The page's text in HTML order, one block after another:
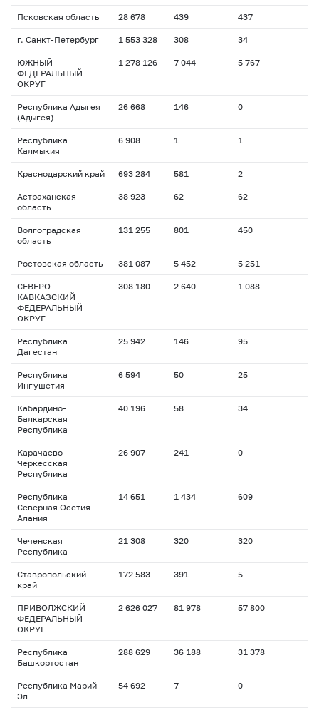
Псковская область 28 678 439 437
г. Санкт-Петербург 1 553 328 308 34
ЮЖНЫЙ
ФЕДЕРАЛЬНЫЙ
ОКРУГ
1 278 126 7 044 5 767
Республика Адыгея
(Адыгея)
26 668 146 0
Республика
Калмыкия
6 908 1 1
Краснодарский край 693 284 581 2
Астраханская
область
38 923 62 62
Волгоградская
область
131 255 801 450
Ростовская область 381 087 5 452 5 251
СЕВЕРО-
КАВКАЗСКИЙ
ФЕДЕРАЛЬНЫЙ
ОКРУГ
308 180 2 640 1 088
Республика
Дагестан
25 942 146 95
Республика
Ингушетия
6 594 50 25
Кабардино-
Балкарская
Республика
40 196 58 34
Карачаево-
Черкесская
Республика
26 907 241 0
Республика
Северная Осетия -
Алания
14 651 1 434 609
Чеченская
Республика
21 308 320 320
Ставропольский
край
172 583 391 5
ПРИВОЛЖСКИЙ
ФЕДЕРАЛЬНЫЙ
ОКРУГ
2 626 027 81 978 57 800
Республика
Башкортостан
288 629 36 188 31 378
Республика Марий
Эл
54 692 7 0